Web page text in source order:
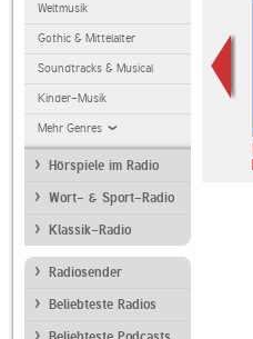
Weltmusik
Gothic & Mittelalter
Soundtracks & Musical
Kinder-Musik
Mehr Genres
Hörspiele im Radio
Wort- & Sport-Radio
Klassik-Radio
Radiosender
Beliebteste Radios
ARD Radiofestival:
Jazz